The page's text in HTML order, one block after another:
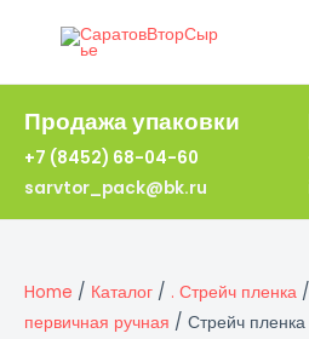
Продажа упаковки
+7 (8452) 68-04-60
sarvtor_pack@bk.ru
Home / Каталог / . Стрейч пленка /
первичная ручная / Стрейч